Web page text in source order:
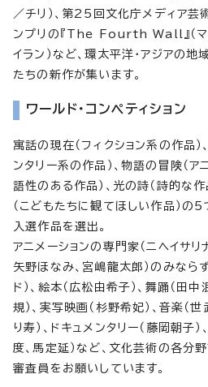
／チリ）、第25回文化庁メディア芸
ンプリの『The Fourth Wall』（マ
イラン）など、環太平洋・アジアの
たちの新作が集います。
ワールド・コンペティション
寓話の現在（フィクション系の作品）
ンタリー系の作品）、物語の冒険（
語性のある作品）、光の詩（詩的な
（こどもたちに観てほしい作品）の
入選作品を選出。
アニメーションの専門家（ニヘイサリ
矢野ほなみ、宮嶋龍太郎）のみならず
ド）、絵本（広松由希子）、舞踊（田中
規）、実写映画（杉野希妃）、音楽（
り寿）、ドキュメンタリー（藤岡朝子）
度、馬定延）など、文化芸術の各分
審査員をお願いしています。